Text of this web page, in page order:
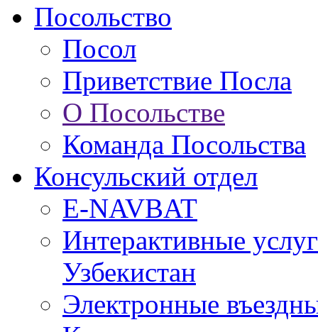
Посольство
Посол
Приветствие Посла
О Посольстве
Команда Посольства
Консульский отдел
E-NAVBAT
Интерактивные
Узбекистан
Электронные